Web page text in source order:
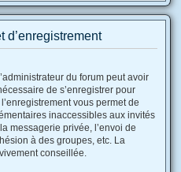
d’enregistrement
du forum peut avoir
de s’enregistrer pour
vous permet de
inaccessibles aux invités
messagerie privée, l’envoi de
à des groupes, etc. La
conseillée.